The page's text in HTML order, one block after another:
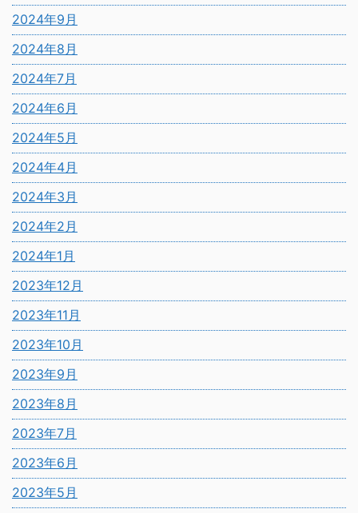
2024年9月
2024年8月
2024年7月
2024年6月
2024年5月
2024年4月
2024年3月
2024年2月
2024年1月
2023年12月
2023年11月
2023年10月
2023年9月
2023年8月
2023年7月
2023年6月
2023年5月